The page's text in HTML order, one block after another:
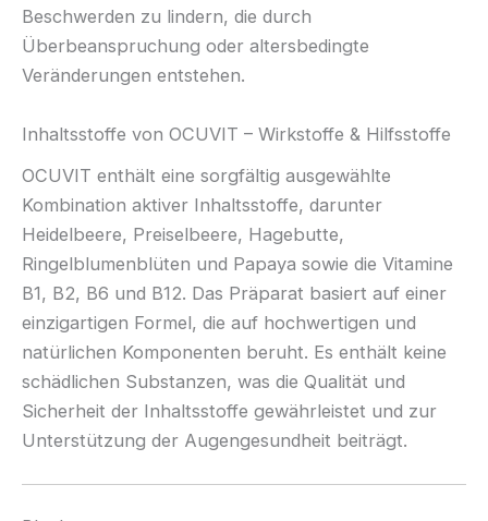
Beschwerden zu lindern, die durch
Überbeanspruchung oder altersbedingte
Veränderungen entstehen.
Inhaltsstoffe von OCUVIT – Wirkstoffe & Hilfsstoffe
OCUVIT enthält eine sorgfältig ausgewählte
Kombination aktiver Inhaltsstoffe, darunter
Heidelbeere, Preiselbeere, Hagebutte,
Ringelblumenblüten und Papaya sowie die Vitamine
B1, B2, B6 und B12. Das Präparat basiert auf einer
einzigartigen Formel, die auf hochwertigen und
natürlichen Komponenten beruht. Es enthält keine
schädlichen Substanzen, was die Qualität und
Sicherheit der Inhaltsstoffe gewährleistet und zur
Unterstützung der Augengesundheit beiträgt.